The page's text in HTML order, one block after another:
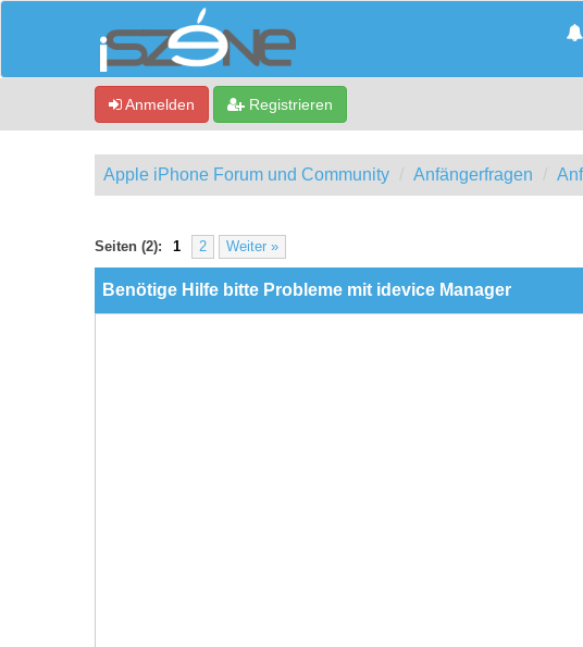
Anmelden Registrieren
Apple iPhone Forum und Community Anfängerfragen
Seiten (2): 1 2 Weiter »
0 Bewertung(en) - 0 im Durchschnitt
Benötige Hilfe bitte Probleme mit idevice Manager